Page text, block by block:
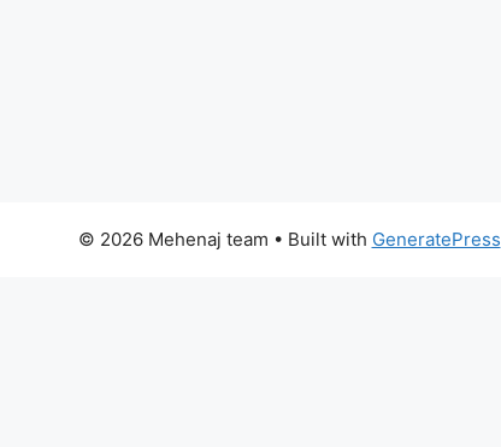
© 2026 Mehenaj team • Built with GeneratePress